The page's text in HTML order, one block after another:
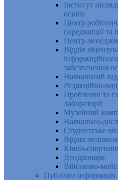
Інститут
освіти
Центр
передвищої та
Центр
Відділ
інформаційного
забезпечення
Навчальний
Редакційно-
Проблемні та
лабораторії
Музейний
Навчально-
Студентське
Відділ
Кінно-
Дендропарк
Військово-
Публічна інформація